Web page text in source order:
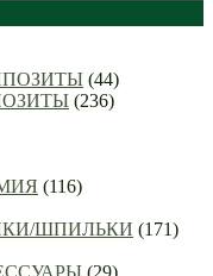
(44)
(236)
(116)
ШПИЛЬКИ (171)